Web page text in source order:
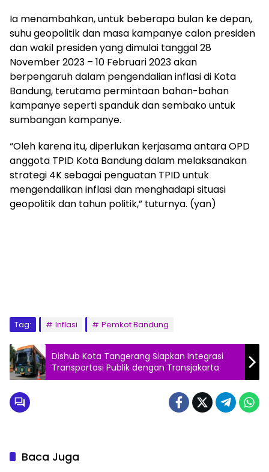
Ia menambahkan, untuk beberapa bulan ke depan,
suhu geopolitik dan masa kampanye calon presiden
dan wakil presiden yang dimulai tanggal 28
November 2023 – 10 Februari 2023 akan
berpengaruh dalam pengendalian inflasi di Kota
Bandung, terutama permintaan bahan-bahan
kampanye seperti spanduk dan sembako untuk
sumbangan kampanye.
“Oleh karena itu, diperlukan kerjasama antara OPD
anggota TPID Kota Bandung dalam melaksanakan
strategi 4K sebagai penguatan TPID untuk
mengendalikan inflasi dan menghadapi situasi
geopolitik dan tahun politik,” tuturnya. (yan)
Tag: Inflasi Pemkot Bandung
Dishub Kota Tangerang Siapkan Integrasi
Transportasi Publik dengan Transjakarta
Baca Juga